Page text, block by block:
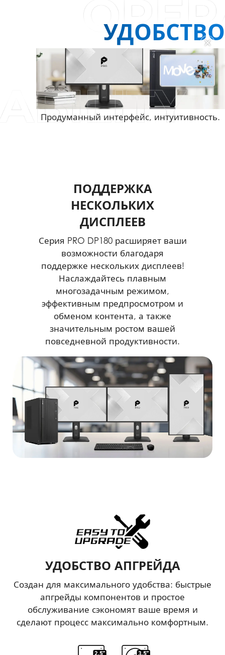
✕
УДОБСТВО
Продуманный интерфейс, интуитивность.
ПОДДЕРЖКА
НЕСКОЛЬКИХ
ДИСПЛЕЕВ
Серия PRO DP180 расширяет ваши
возможности благодаря
поддержке нескольких дисплеев!
Наслаждайтесь плавным
многозадачным режимом,
эффективным предпросмотром и
обменом контента, а также
значительным ростом вашей
повседневной продуктивности.
УДОБСТВО АПГРЕЙДА
Создан для максимального удобства: быстрые
апгрейды компонентов и простое
обслуживание сэкономят ваше время и
сделают процесс максимально комфортным.